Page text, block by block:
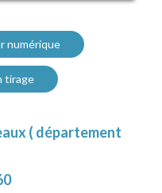
numérique
tirage
( département